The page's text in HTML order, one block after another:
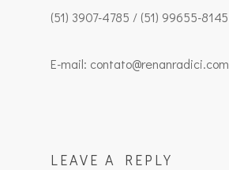
(51) 3907-4785 / (51) 99655-8145
E-mail: contato@renanradici.com
LEAVE A REPLY